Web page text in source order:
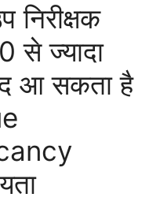
निरीक्षक
से ज्यादा
आ सकता है